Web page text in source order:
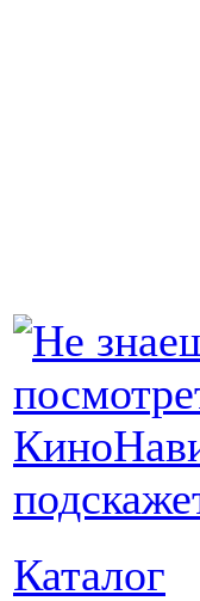
Каталог